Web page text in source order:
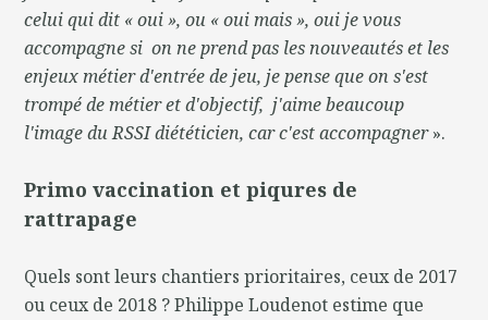
celui qui dit « oui », ou « oui mais », oui je vous
accompagne si on ne prend pas les nouveautés et les
enjeux métier d'entrée de jeu, je pense que on s'est
trompé de métier et d'objectif, j'aime beaucoup
l'image du RSSI diététicien, car c'est accompagner».
Primo vaccination et piqures de
rattrapage
Quels sont leurs chantiers prioritaires, ceux de 2017
ou ceux de 2018 ? Philippe Loudenot estime que